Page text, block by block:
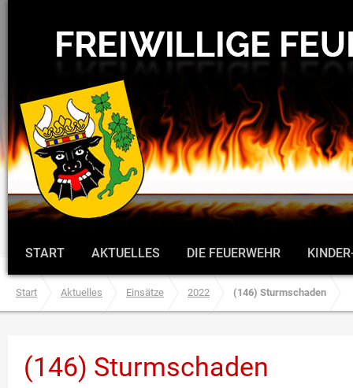
START AKTUELLES DIE FEUERWEHR
Start Aktuelles Einsätze 2022 (146) Sturmschaden
(146) Sturmschaden